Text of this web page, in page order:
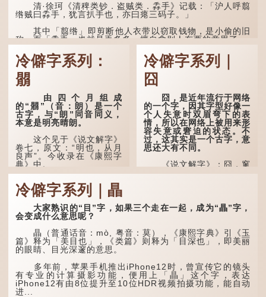
清·徐珂《清稗类钞．盗贼类．掱手》记载：「沪人呼翦
绺贼曰掱手，犹言扒手也，亦曰瘪三码子。」
其中「翦绺」即剪断他人衣带以窃取钱物，是小偷的旧
称。而「掱手」也就是手多多，擅自拿别人东西的意思了...
冷僻字系列：
朤
由四个月组成
的“朤”（音：朗）是一个
古字，与“朗”同音同义，
本意是明亮晴朗。
这个见于《说文解字》
卷七，原文：“明也，从月
良声”。今收录在《康熙字
典》中。
这个字，用法颇多。
“朤朤干坤，舍我其
谁。”干坤是《周易》中的
两个卦名，这里指天地、宇
宙等，形容政治清明，天下
太平！
“天空朤朤，任鸟儿高
飞。”也是指天清气明，鸟
儿可高飞。
“朤朤脆脆”就是形容办
事爽快干脆。我...
冷僻字系列｜
囧
囧，是近年流行于网络
的一个字，因其字型好像一
个人失意时双眉弯下的表
情，所以在网络上被用来形
容失意或窘迫的状态。不
过，这其实是一个古字，意
思还大有不同。
《说文解字》：囧，窻
牖丽廔闿明。象形。囧，本
名，古书中的「黍于囧」表
示在囧地种黍。
这个古字十分少用，直
至21世纪，网络上开始流
行表情符号，这个字也被网
囧字的「八」像一对委
屈的八字眉模样，「口」像
惊讶、...
冷僻字系列｜瞐
大家熟识的“目”字，如果三个走在一起，成为“瞐”字，
会变成什么意思呢？
瞐（普通话音：mò, 粤音：莫），《康熙字典》引《玉
篇》释为「美目也」，《类篇》则释为「目深也」，即美丽
的眼睛、目光深邃的意思。
多年前，苹果手机推出iPhone12时，曾宣传它的镜头
有专业的计算摄影功能，便用上「瞐」这个字，表达
iPhone12有由8位提升至10位HDR视频拍摄功能，能自动
进...